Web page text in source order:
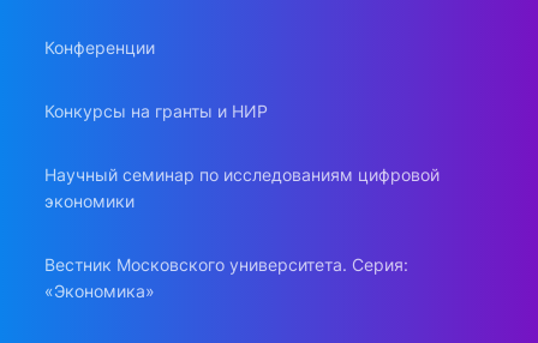
Конференции
Конкурсы на гранты и НИР
Научный семинар по исследованиям цифровой
экономики
Вестник Московского университета. Серия:
«Экономика»